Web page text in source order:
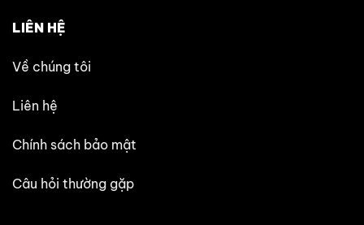
LIÊN HỆ
Về chúng tôi
Liên hệ
Chính sách bảo mật
Câu hỏi thường gặp